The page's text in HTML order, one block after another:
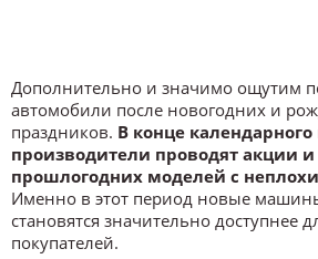
Дополнительно и значимо ощутим
автомобили после новогодних и
праздников. В конце календарного
производители проводят акции
прошлогодних моделей с
Именно в этот период новые
становятся значительно доступнее
покупателей.